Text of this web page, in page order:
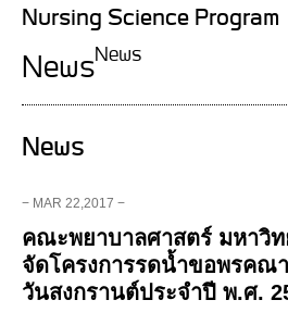
Nursing Science Program
News
News
News
− MAR 22,2017 −
คณะพยาบาลศาสตร์ มหาวิท
จัดโครงการรดน้ำขอพรคณ
วันสงกรานต์ประจำปี พ.ศ.